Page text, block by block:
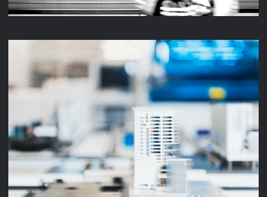
UNTERNEHMENSFILM